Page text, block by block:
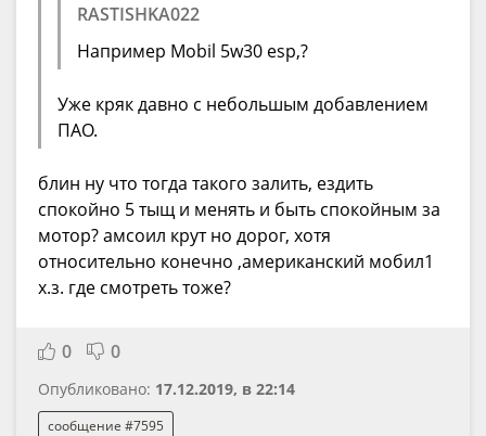
RASTISHKA022
Например Mobil 5w30 esp,?
Уже кряк давно с небольшым добавлением
ПАО.
блин ну что тогда такого залить, ездить
спокойно 5 тыщ и менять и быть спокойным за
мотор? амсоил крут но дорог, хотя
относительно конечно ,американский мобил1
х.з. где смотреть тоже?
0 0
Опубликовано: 17.12.2019, в 22:14
сообщение #7595